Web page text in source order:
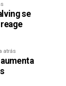
se
atrás